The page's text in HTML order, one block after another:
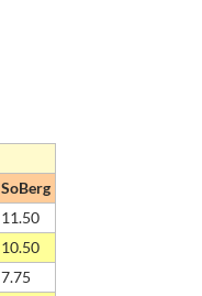
SoBerg
11.50
10.50
7.75